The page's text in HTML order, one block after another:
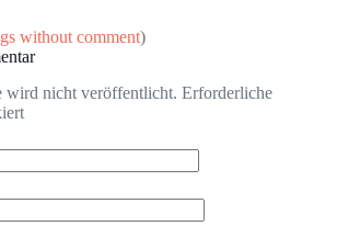
without comment)
wird nicht veröffentlicht. Erforderliche